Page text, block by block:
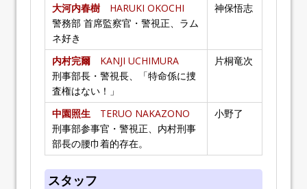
大河内春樹 HARUKI OKOCHI
警務部 首席監察官・警視正、ラム
ネ好き
神保悟志
内村完爾 KANJI UCHIMURA
刑事部長・警視長、「特命係に捜
査権はない！」
片桐竜次
中園照生 TERUO NAKAZONO
刑事部参事官・警視正、内村刑事
部長の腰巾着的存在。
小野了
スタッフ